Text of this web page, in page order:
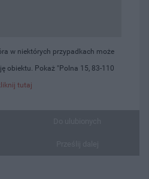
w niektórych przypadkach może
obiektu. Pokaż "Polna 15, 83-110
tutaj